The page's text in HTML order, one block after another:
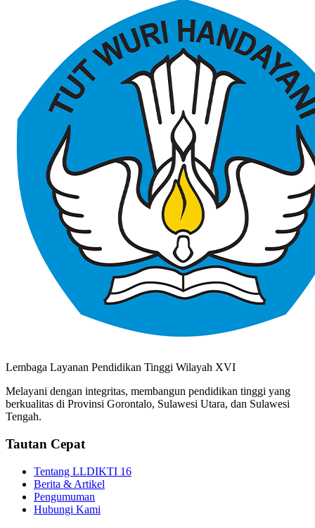
Lembaga Layanan Pendidikan Tinggi Wilayah XVI
Melayani dengan integritas, membangun pendidikan tinggi yang
berkualitas di Provinsi Gorontalo, Sulawesi Utara, dan Sulawesi
Tengah.
Tautan Cepat
Tentang LLDIKTI 16
Berita & Artikel
Pengumuman
Hubungi Kami